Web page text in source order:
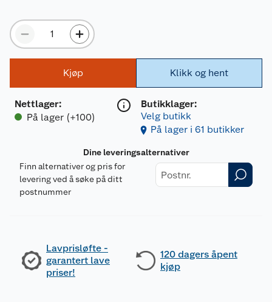
Kjøp
Nettlager:
På lager (+100)
Klikk og hent
Butikklager:
Velg butikk
På lager i 61 butikker
Dine leveringsalternativer
Finn alternativer og pris for
levering ved å søke på ditt
postnummer
Lavprisløfte -
garantert lave
priser!
120 dagers åpent
kjøp